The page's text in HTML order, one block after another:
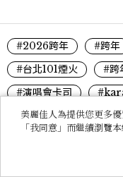
#2026跨年 #跨年
#台北101煙火
#跨
#演唱會卡司
美麗佳人為提供您更多
「我同意」而繼續瀏覽